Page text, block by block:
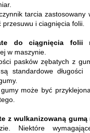
tarcia
przesuwu i ciagnięcia folii.
do ciągnięcia folii
w maszynie.
pasków zębatych z
standardowe
gumy może być
z wulkanizowaną gumą
Niektóre